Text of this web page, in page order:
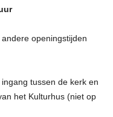
openingstijden
tussen de kerk en
het Kulturhus (niet op